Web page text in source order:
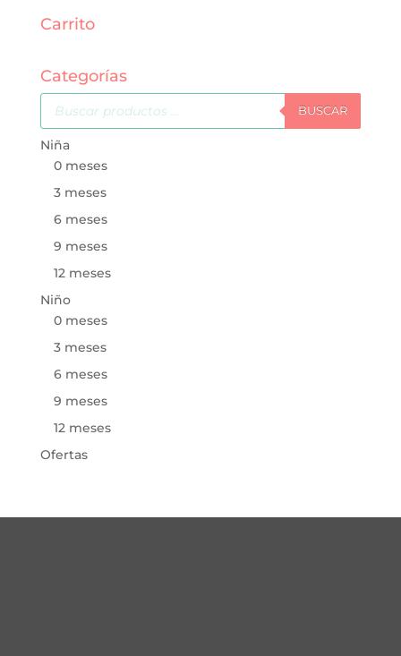
Carrito
Categorías
Búsqueda
de
productos
BUSCAR
Niña
0 meses
3 meses
6 meses
9 meses
12 meses
Niño
0 meses
3 meses
6 meses
9 meses
12 meses
Ofertas